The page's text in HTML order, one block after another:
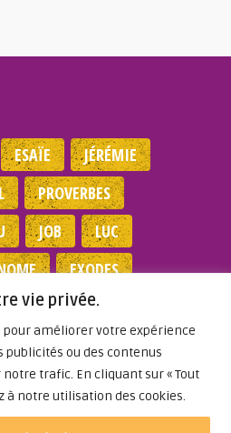
vie privée.
pour améliorer votre expérience
ou des contenus
trafic. En cliquant sur « Tout
à notre utilisation des cookies.
ESAÏE
JÉRÉMIE
PROVERBES
JOB
LUC
EXODES
JEAN 1 SAMUEL
|Politique de
Partenaires|Dieu A Agi
ma Vie
© 2026